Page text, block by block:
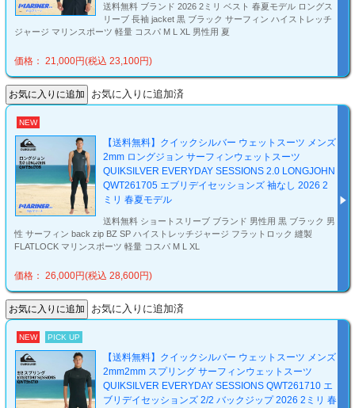
送料無料 ブランド 2026 2ミリ ベスト 春夏モデル ロングス
リーブ 長袖 jacket 黒 ブラック サーフィン ハイストレッチ
ジャージ マリンスポーツ 軽量 コスパ M L XL 男性用 夏
価格： 21,000円(税込 23,100円)
お気に入りに追加済
NEW
【送料無料】クイックシルバー ウェットスーツ メンズ
2mm ロングジョン サーフィンウェットスーツ
QUIKSILVER EVERYDAY SESSIONS 2.0 LONGJOHN
QWT261705 エブリデイセッションズ 袖なし 2026 2
ミリ 春夏モデル
送料無料 ショートスリーブ ブランド 男性用 黒 ブラック 男
性 サーフィン back zip BZ SP ハイストレッチジャージ フラットロック 縫製
FLATLOCK マリンスポーツ 軽量 コスパ M L XL
価格： 26,000円(税込 28,600円)
お気に入りに追加済
NEW PICK UP
【送料無料】クイックシルバー ウェットスーツ メンズ
2mm2mm スプリング サーフィンウェットスーツ
QUIKSILVER EVERYDAY SESSIONS QWT261710 エ
ブリデイセッションズ 2/2 バックジップ 2026 2ミリ 春